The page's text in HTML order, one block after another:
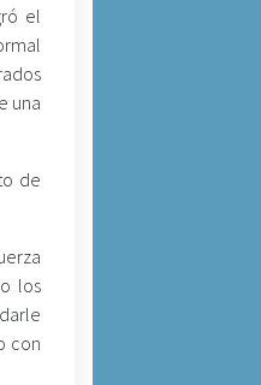
el
una
de
los
con